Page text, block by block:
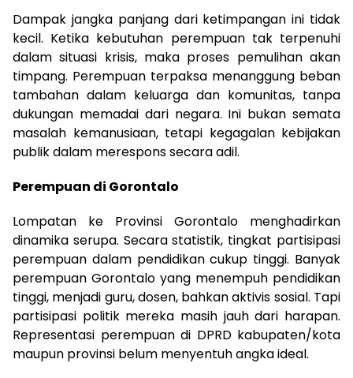
Dampak jangka panjang dari ketimpangan ini tidak
kecil. Ketika kebutuhan perempuan tak terpenuhi
dalam situasi krisis, maka proses pemulihan akan
timpang. Perempuan terpaksa menanggung beban
tambahan dalam keluarga dan komunitas, tanpa
dukungan memadai dari negara. Ini bukan semata
masalah kemanusiaan, tetapi kegagalan kebijakan
publik dalam merespons secara adil.
Perempuan di Gorontalo
Lompatan ke Provinsi Gorontalo menghadirkan
dinamika serupa. Secara statistik, tingkat partisipasi
perempuan dalam pendidikan cukup tinggi. Banyak
perempuan Gorontalo yang menempuh pendidikan
tinggi, menjadi guru, dosen, bahkan aktivis sosial. Tapi
partisipasi politik mereka masih jauh dari harapan.
Representasi perempuan di DPRD kabupaten/kota
maupun provinsi belum menyentuh angka ideal.